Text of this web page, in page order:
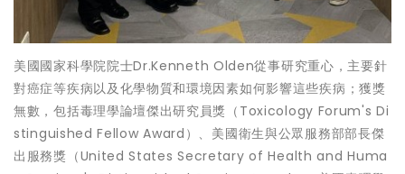
美國國家科學院院士Dr.Kenneth Olden從事研究重心，主要針
對癌症等疾病以及化學物質和環境因素如何影響這些疾病；獲獎
無數，包括毒理學論壇傑出研究員獎（Toxicology Forum's Di
stinguished Fellow Award）、美國衛生與公眾服務部部長傑
出服務獎（United States Secretary of Health and Huma